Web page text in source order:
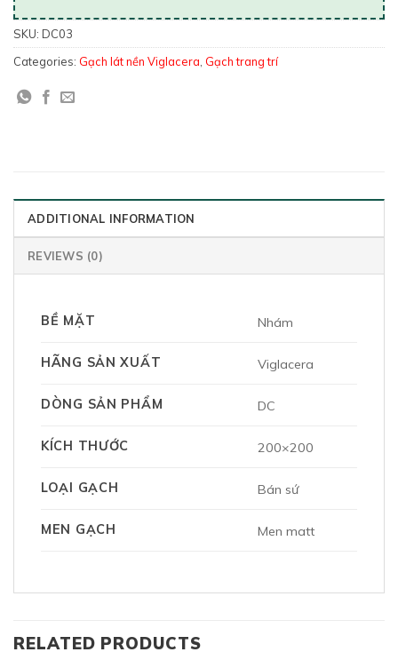
SKU: DC03
Categories: Gạch lát nền Viglacera Gạch trang trí
ADDITIONAL INFORMATION
REVIEWS (0)
BỀ MẶT Nhám
HÃNG SẢN XUẤT Viglacera
DÒNG SẢN PHẨM DC
KÍCH THƯỚC 200×200
LOẠI GẠCH Bán sứ
MEN GẠCH Men matt
RELATED PRODUCTS